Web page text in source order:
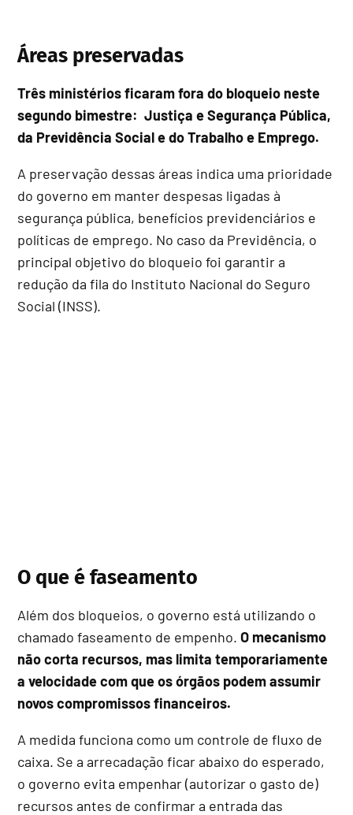
Áreas preservadas
Três ministérios ficaram fora do bloqueio neste
segundo bimestre: Justiça e Segurança Pública,
da Previdência Social e do Trabalho e Emprego.
A preservação dessas áreas indica uma prioridade
do governo em manter despesas ligadas à
segurança pública, benefícios previdenciários e
políticas de emprego. No caso da Previdência, o
principal objetivo do bloqueio foi garantir a
redução da fila do Instituto Nacional do Seguro
Social (INSS).
O que é faseamento
Além dos bloqueios, o governo está utilizando o
chamado faseamento de empenho.O mecanismo
não corta recursos, mas limita temporariamente
a velocidade com que os órgãos podem assumir
novos compromissos financeiros.
A medida funciona como um controle de fluxo de
caixa. Se a arrecadação ficar abaixo do esperado,
o governo evita empenhar (autorizar o gasto de)
recursos antes de confirmar a entrada das